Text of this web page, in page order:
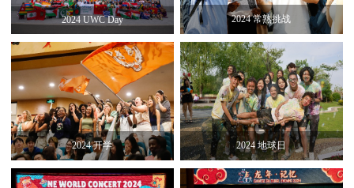
2024 UWC Day 2024 常熟挑战
2024 开学 2024 地球日